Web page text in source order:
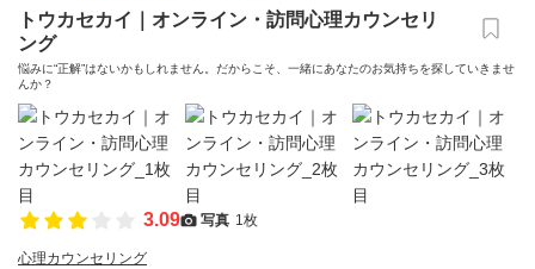
トウカセカイ｜オンライン・訪問心理カウンセリ
ング
悩みに“正解”はないかもしれません。だからこそ、一緒にあなたのお気持ちを探していきませ
んか？
3.09 写真 1枚
心理カウンセリング